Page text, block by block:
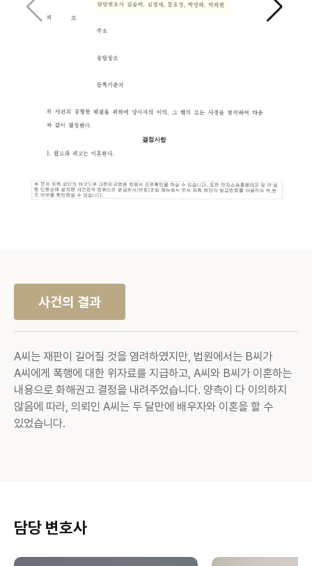
사건의 결과
A씨는 재판이 길어질 것을 염려하였지만, 법원에서는 B씨가
A씨에게 폭행에 대한 위자료를 지급하고, A씨와 B씨가 이혼하는
내용으로 화해권고 결정을 내려주었습니다. 양측이 다 이의하지
않음에 따라, 의뢰인 A씨는 두 달만에 배우자와 이혼을 할 수
있었습니다.
담당 변호사